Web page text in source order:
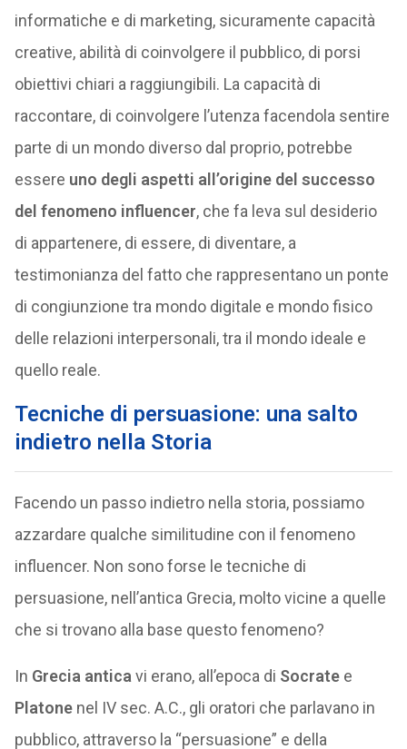
informatiche e di marketing, sicuramente capacità
creative, abilità di coinvolgere il pubblico, di porsi
obiettivi chiari a raggiungibili. La capacità di
raccontare, di coinvolgere l’utenza facendola sentire
parte di un mondo diverso dal proprio, potrebbe
essere uno degli aspetti all’origine del successo
del fenomeno influencer, che fa leva sul desiderio
di appartenere, di essere, di diventare, a
testimonianza del fatto che rappresentano un ponte
di congiunzione tra mondo digitale e mondo fisico
delle relazioni interpersonali, tra il mondo ideale e
quello reale.
Tecniche di persuasione: una salto
indietro nella Storia
Facendo un passo indietro nella storia, possiamo
azzardare qualche similitudine con il fenomeno
influencer. Non sono forse le tecniche di
persuasione, nell’antica Grecia, molto vicine a quelle
che si trovano alla base questo fenomeno?
In Grecia anticavi erano, all’epoca di Socratee
Platonenel IV sec. A.C., gli oratori che parlavano in
pubblico, attraverso la “persuasione” e della